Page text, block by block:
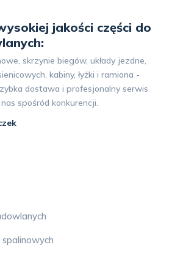
jakości części do
skrzynie biegów, układy jezdne,
kabiny, łyżki i ramiona -
dostawa i profesjonalny serwis
spośród konkurencji.